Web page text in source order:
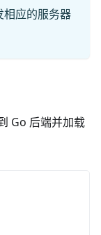
相应的服务器
Go 后端并加载